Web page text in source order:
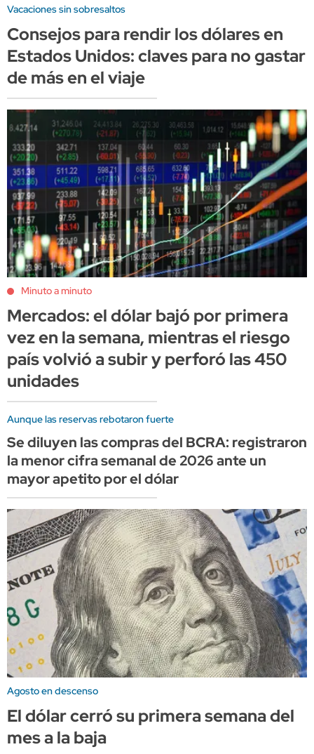
Vacaciones sin sobresaltos
Consejos para rendir los dólares en
Estados Unidos: claves para no gastar
de más en el viaje
Minuto a minuto
Mercados: el dólar bajó por primera
vez en la semana, mientras el riesgo
país volvió a subir y perforó las 450
unidades
Aunque las reservas rebotaron fuerte
Se diluyen las compras del BCRA: registraron
la menor cifra semanal de 2026 ante un
mayor apetito por el dólar
Agosto en descenso
El dólar cerró su primera semana del
mes a la baja